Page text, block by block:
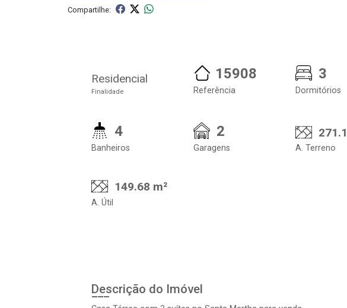
Compartilhe:
Residencial
Finalidade
15908
Referência
3
Dormitórios
4
Banheiros
2
Garagens A. Terreno
149.68 m²
A. Útil
Descrição do Imóvel